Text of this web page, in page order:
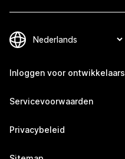
Inloggen voor ontwikkelaars
Servicevoorwaarden
Privacybeleid